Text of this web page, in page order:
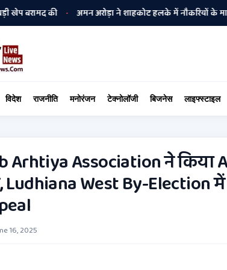
की • अमन अरोड़ा ने शाहकोट हलके में नौकरियों के मामले में
विदेश राजनीति मनोरंजन टेक्नोलॉजी बिजनेस लाइफ्स्टाइल
Arhtiya Association ने किया
Ludhiana West By-Election
16, 2025